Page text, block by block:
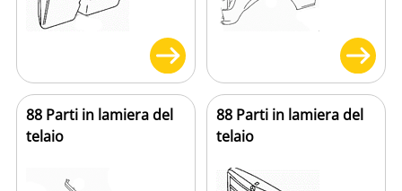
88 Parti in lamiera del
telaio
88 Parti in lamiera del
telaio